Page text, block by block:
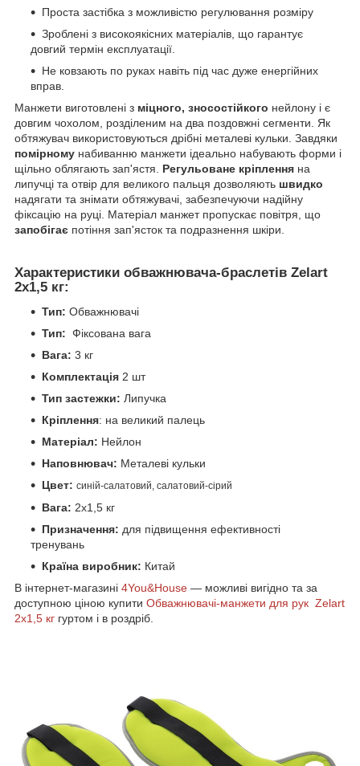
Проста застібка з можливістю регулювання розміру
Зроблені з високоякісних матеріалів, що гарантує
довгий термін експлуатації.
Не ковзають по руках навіть під час дуже енергійних
вправ.
Манжети виготовлені з міцного, зносостійкого нейлону і є
довгим чохолом, розділеним на два поздовжні сегменти. Як
обтяжувач використовуються дрібні металеві кульки. Завдяки
помірному набиванню манжети ідеально набувають форми і
щільно облягають зап'ястя. Регульоване кріплення на
липучці та отвір для великого пальця дозволяють швидко
надягати та знімати обтяжувачі, забезпечуючи надійну
фіксацію на руці. Матеріал манжет пропускає повітря, що
запобігає потіння зап'ясток та подразнення шкіри.
Характеристики обважнювача-браслетів Zelart
2х1,5 кг:
Тип: Обважнювачі
Тип: Фіксована вага
Вага: 3 кг
Комплектація 2 шт
Тип застежки: Липучка
Кріплення: на великий палець
Матеріал: Нейлон
Наповнювач: Металеві кульки
Цвет: синій-салатовий, салатовий-сірий
Вага: 2х1,5 кг
Призначення: для підвищення ефективності
тренувань
Країна виробник: Китай
В інтернет-магазині 4You&House — можливі вигідно та за
доступною ціною купити Обважнювачі-манжети для рук Zelart
2x1,5 кг гуртом і в роздріб.